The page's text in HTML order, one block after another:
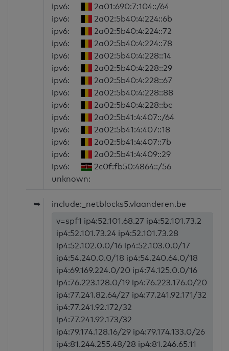
ipv6:
2a01:690:7:104::/64
ipv6:
2a02:5b40:4:224::6b
ipv6:
2a02:5b40:4:224::72
ipv6:
2a02:5b40:4:224::78
ipv6:
2a02:5b40:4:228::14
ipv6:
2a02:5b40:4:228::29
ipv6:
2a02:5b40:4:228::67
ipv6:
2a02:5b40:4:228::88
ipv6:
2a02:5b40:4:228::bc
ipv6:
2a02:5b41:4:407::/64
ipv6:
2a02:5b41:4:407::18
ipv6:
2a02:5b41:4:407::7b
ipv6:
2a02:5b41:4:409::29
ipv6:
2c0f:fb50:4864::/56
unknown:
➥
include:_netblocks5.vlaanderen.be
v=spf1 ip4:52.101.68.27 ip4:52.101.73.2
ip4:52.101.73.24 ip4:52.101.73.28
ip4:52.102.0.0/16 ip4:52.103.0.0/17
ip4:54.240.0.0/18 ip4:54.240.64.0/18
ip4:69.169.224.0/20 ip4:74.125.0.0/16
ip4:76.223.128.0/19 ip4:76.223.176.0/20
ip4:77.241.82.64/27 ip4:77.241.92.171/32
ip4:77.241.92.172/32
ip4:77.241.92.173/32
ip4:79.174.128.16/29 ip4:79.174.133.0/26
ip4:81.244.255.48/28 ip4:81.246.65.11